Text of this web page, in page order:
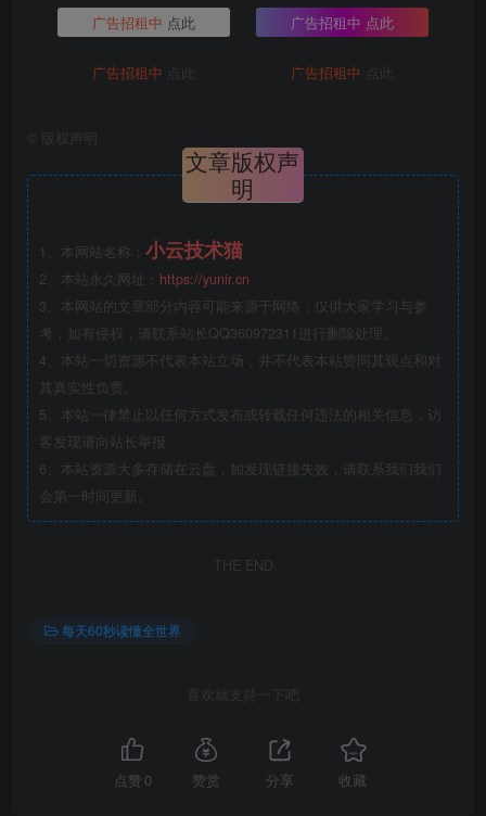
广告招租中 点此 广告招租中 点此
广告招租中 广告招租中
版权声明
文章版权声
明
1、本网站名称： 小云技术猫
2、本站永久网址： https://yunir.cn
3、本网站的文章部分内容可能来源于网络，仅供大家学习与参
考，如有侵权，请联系站长QQ360972311进行删除处理。
4、本站一切资源不代表本站立场，并不代表本站赞同其观点和对
其真实性负责。
5、本站一律禁止以任何方式发布或转载任何违法的相关信息，访
客发现请向站长举报
6、本站资源大多存储在云盘，如发现链接失效，请联系我们我们
会第一时间更新。
THE END
每天60秒读懂全世界
喜欢就支持一下吧
点赞 0 赞赏 分享 收藏